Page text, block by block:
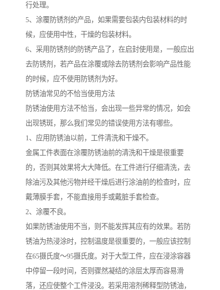
行处理。
5、涂覆防锈剂的产品，如果需要包装内包装材料的时
候，应使用中性，干燥的包装材料。
6、采用防锈剂的防锈产品了，在启封使用是，一般应出
去防锈剂，若产品在涂覆或除去防锈剂会影响产品性能
的时候，应不使用防锈剂为好。
防锈油常见的不恰当使用方法
防锈油使用方法不恰当，会出现一些异常的情况，如会
出现锈斑，那么我们常见的错误使用方法有哪些。
1、应用防锈油以前，工件清洗和干燥不。
金属工件表面在涂覆防锈油前的清洗和干燥是很重要
的，否则其效果将大大降低。在工件进行仔细清洗，去
除油污及其他污物并经干燥后进行涂油前的检查时，应
戴薄膜手套，不能直接用手或戴脏手套检查。
2、涂覆不良。
如果防锈油使用不当，则不能发挥其应有的效果。若防
锈油为热浸涂时，控制温度是很重要的，一般应该控制
在65摄氏度～95摄氏度。对于大型工件，应在浸涂容器
中停留一段时间，否则骤然凝结的涂层太厚而容易滑
落，还应使整个工件浸没。若采用溶剂稀释型防锈油，